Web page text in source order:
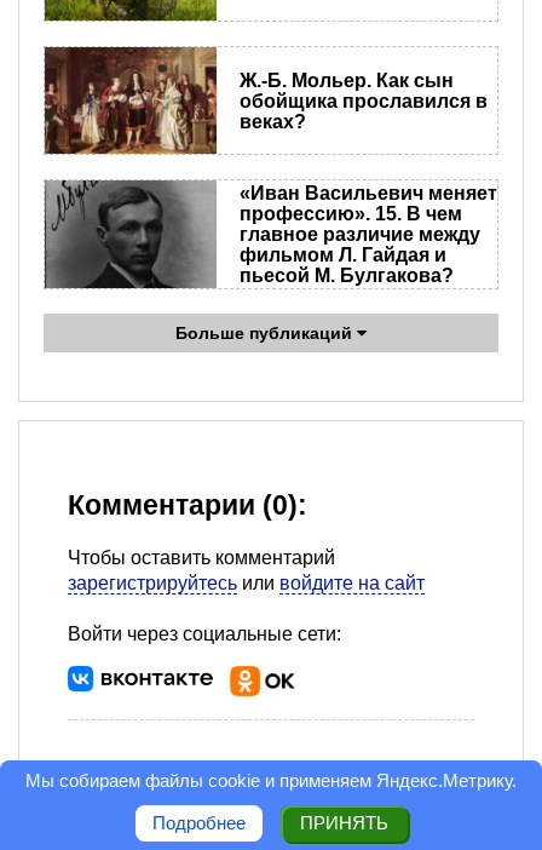
Ж.-Б. Мольер. Как сын
обойщика прославился в
веках?
«Иван Васильевич меняет
профессию». 15. В чем
главное различие между
фильмом Л. Гайдая и
пьесой М. Булгакова?
Больше публикаций
Комментарии (0):
Чтобы оставить комментарий
зарегистрируйтесь или войдите на сайт
Войти через социальные сети:
Мы собираем файлы cookie и применяем Яндекс.Метрику.
Подробнее ПРИНЯТЬ